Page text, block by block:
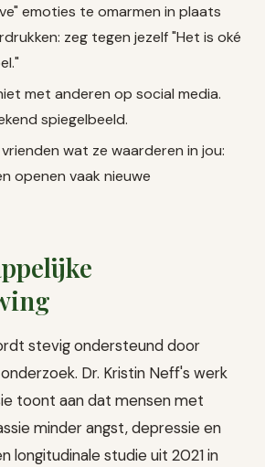
emoties te omarmen in plaats
zeg tegen jezelf "Het is oké
met anderen op social media.
spiegelbeeld.
wat ze waarderen in jou:
openen vaak nieuwe
stevig ondersteund door
Dr. Kristin Neff's werk
toont aan dat mensen met
minder angst, depressie en
longitudinale studie uit 2021 in